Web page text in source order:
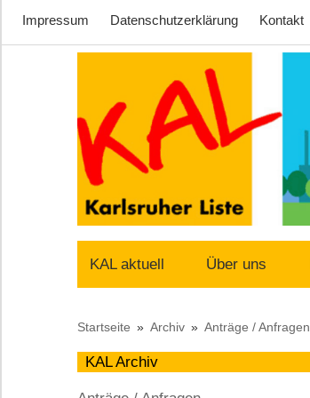
Impressum Datenschutzerklärung Kontakt
Zum
springen
Karlsruher
Liste
–
auf
KAL aktuell Über uns
Startseite Archiv Anträge / Anfragen
KAL Archiv